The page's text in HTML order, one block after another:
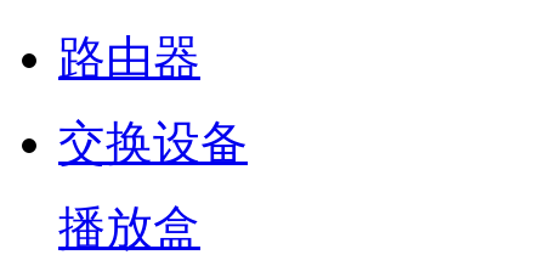
路由器
交换设备
播放盒